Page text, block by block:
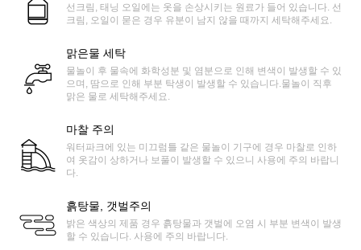
선크림, 태닝 오일에는 옷을 손상시키는 원료가 들어 있습니다. 선
크림, 오일이 묻은 경우 유분이 남지 않을 때까지 세탁해주세요.
맑은물 세탁
물놀이 후 물속에 화학성분 및 염분으로 인해 변색이 발생할 수 있
으며, 땀으로 인해 부분 탁생이 발생할 수 있습니다.물놀이 직후
맑은 물로 세탁해주세요.
마찰 주의
워터파크에 있는 미끄럼틀 같은 물놀이 기구에 경우 마찰로 인하
여 옷감이 상하거나 보풀이 발생할 수 있으니 사용에 주의 바랍니
다.
흙탕물, 갯벌주의
밝은 색상의 제품 경우 흙탕물과 갯벌에 오염 시 부분 변색이 발생
할 수 있습니다. 사용에 주의 바랍니다.